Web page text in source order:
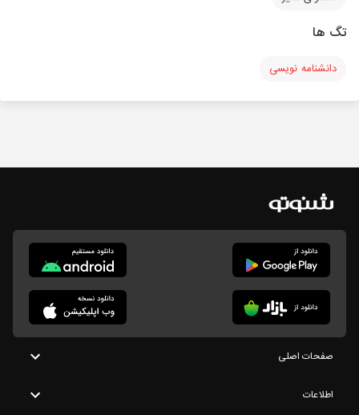
تگ ها
دانشنامه نویسی
صفحات اصلی
اطلاعات